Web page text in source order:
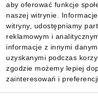
aby oferować funkcje
naszej witrynie.
witryny, udostępniamy
reklamowym i
informacje z innymi
uzyskanymi podczas
zgodzie możemy lepiej
zainteresowań i preferencji.
Informacje
Pobierz